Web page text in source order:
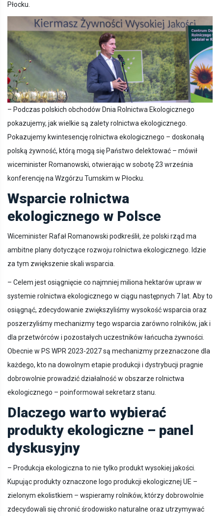
Płocku.
– Podczas polskich obchodów Dnia Rolnictwa Ekologicznego
pokazujemy, jak wielkie są zalety rolnictwa ekologicznego.
Pokazujemy kwintesencję rolnictwa ekologicznego – doskonałą
polską żywność, którą mogą się Państwo delektować – mówił
wiceminister Romanowski, otwierając w sobotę 23 września
konferencję na Wzgórzu Tumskim w Płocku.
Wsparcie rolnictwa
ekologicznego w Polsce
Wiceminister Rafał Romanowski podkreślił, że polski rząd ma
ambitne plany dotyczące rozwoju rolnictwa ekologicznego. Idzie
za tym zwiększenie skali wsparcia.
– Celem jest osiągnięcie co najmniej miliona hektarów upraw w
systemie rolnictwa ekologicznego w ciągu następnych 7 lat. Aby to
osiągnąć, zdecydowanie zwiększyliśmy wysokość wsparcia oraz
poszerzyliśmy mechanizmy tego wsparcia zarówno rolników, jak i
dla przetwórców i pozostałych uczestników łańcucha żywności.
Obecnie w PS WPR 2023-2027 są mechanizmy przeznaczone dla
każdego, kto na dowolnym etapie produkcji i dystrybucji pragnie
dobrowolnie prowadzić działalność w obszarze rolnictwa
ekologicznego – poinformował sekretarz stanu.
Dlaczego warto wybierać
produkty ekologiczne – panel
dyskusyjny
– Produkcja ekologiczna to nie tylko produkt wysokiej jakości.
Kupując produkty oznaczone logo produkcji ekologicznej UE –
zielonym ekolistkiem – wspieramy rolników, którzy dobrowolnie
zdecydowali się chronić środowisko naturalne oraz utrzymywać